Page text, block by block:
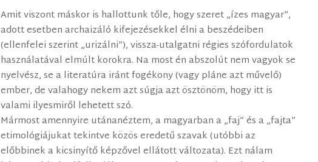
Amit viszont máskor is hallottunk tőle, hogy szeret „ízes magyar”,
adott esetben archaizáló kifejezésekkel élni a beszédeiben
(ellenfelei szerint „urizálni”), vissza-utalgatni régies szófordulatok
használatával elmúlt korokra. Na most én abszolút nem vagyok se
nyelvész, se a literatúra iránt fogékony (vagy pláne azt művelő)
ember, de valahogy nekem azt súgja azt ösztönöm, hogy itt is
valami ilyesmiről lehetett szó.
Mármost amennyire utánanéztem, a magyarban a „faj” és a „fajta”
etimológiájukat tekintve közös eredetű szavak (utóbbi az
előbbinek a kicsinyítő képzővel ellátott változata). Ezt nálam